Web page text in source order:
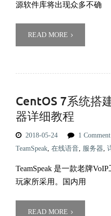
源软件库将出现众多不确
READ MORE
CentOS 7系统搭
器详细教程
2018-05-24 1 Comment
TeamSpeak, 在线语音, 服务器,
TeamSpeak 是一款老牌
玩家所采用。国内用
READ MORE